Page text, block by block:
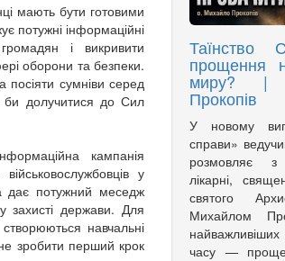
мають бути готовими
потужні інформаційні
і викривити
оборони та безпеки.
сумніви серед
би долучитися до Сил
кампанія
у
дає потужний меседж
захисті держави. Для
навчальні
зробити перший крок
Таїнство
прощення
миру? |
Прокопів
У новому
справи»
розмовляє з
лікарні,
святого
Михайлом
часу —